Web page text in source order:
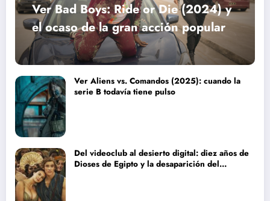
Ver Bad Boys: Ride or Die (2024) y
el ocaso de la gran acción popular
Ver Aliens vs. Comandos (2025): cuando la
serie B todavía tiene pulso
Del videoclub al desierto digital: diez años de
Dioses de Egipto y la desaparición del